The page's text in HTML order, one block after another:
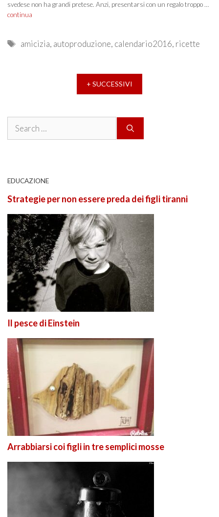
svedese non ha grandi pretese. Anzi, presentarsi con un regalo troppo …
continua
Tags
amicizia, autoproduzione, calendario2016, ricette
+ SUCCESSIVI
Search
EDUCAZIONE
Strategie per non essere preda dei figli tiranni
Il pesce di Einstein
Arrabbiarsi coi figli in tre semplici mosse